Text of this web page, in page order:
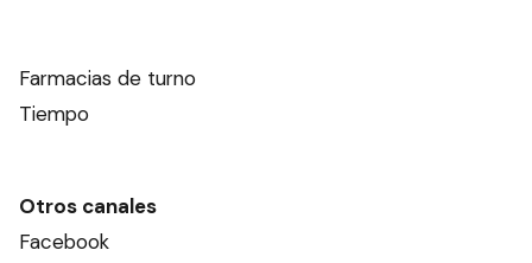
Farmacias de turno
Tiempo
Otros canales
Facebook